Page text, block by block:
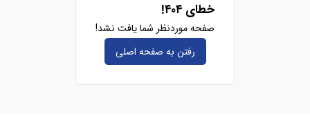
خطای ۴۰۴!
صفحه موردنظر شما یافت نشد!
رفتن به صفحه‌ اصلی